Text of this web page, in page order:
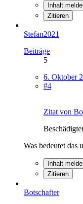
Inhalt
Zitieren
Stefan2021
Beiträge
5
6. Oktober
#4
Zitat von
Was bedeutet das
Inhalt
Zitieren
Botschafter